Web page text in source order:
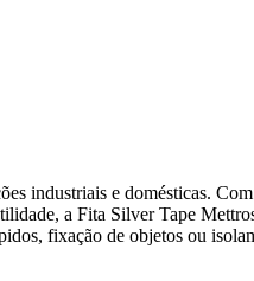
industriais e domésticas.
a Fita Silver Tape
fixação de objetos ou